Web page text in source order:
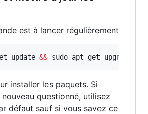
est à lancer régulièrement
update && sudo apt-get upgrade
installer les paquets. Si
questionné, utilisez
défaut sauf si vous savez ce